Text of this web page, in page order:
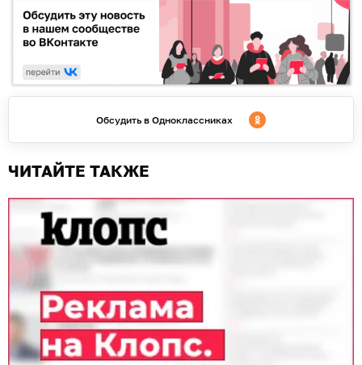
Обсудить в Одноклассниках
ЧИТАЙТЕ ТАКЖЕ